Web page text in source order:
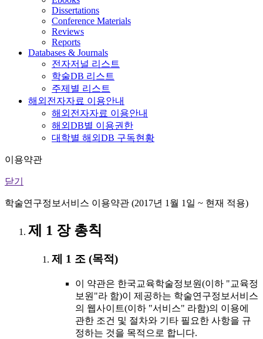
Dissertations
Conference Materials
Reviews
Reports
Databases & Journals
전자저널 리스트
학술DB 리스트
주제별 리스트
해외전자자료 이용안내
해외전자자료 이용안내
해외DB별 이용권한
대학별 해외DB 구독현황
이용약관
닫기
학술연구정보서비스 이용약관 (2017년 1월 1일 ~ 현재 적용)
제 1 장 총칙
제 1 조 (목적)
이 약관은 한국교육학술정보원(이하 "교육정
보원"라 함)이 제공하는 학술연구정보서비스
의 웹사이트(이하 "서비스" 라함)의 이용에
관한 조건 및 절차와 기타 필요한 사항을 규
정하는 것을 목적으로 합니다.